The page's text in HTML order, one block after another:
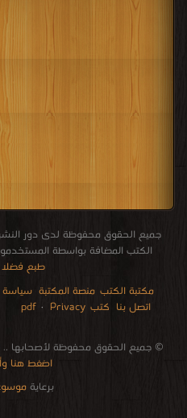
جميع الحقوق محفوظة لدى دور
الكتب المضافة بواسطة
طبع فضلا
مكتبة الكتب منصة المكتبة سياسة
اتصل بنا كتب pdf · Privacy
© جميع الحقوق محفوظة لأصحابها ..
اضغط هنا
برعاية